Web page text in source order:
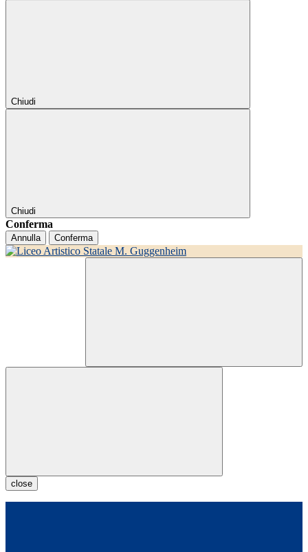
Chiudi
Chiudi
Conferma
Annulla Conferma
close